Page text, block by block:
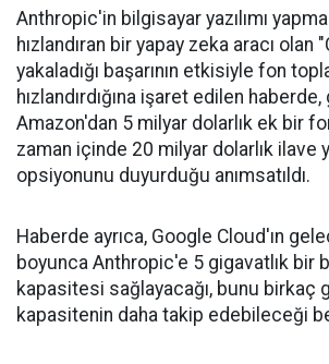
Anthropic'in bilgisayar yazılımı
hızlandıran bir yapay zeka aracı olan
yakaladığı başarının etkisiyle fon
hızlandırdığına işaret edilen
Amazon'dan 5 milyar dolarlık ek bir
zaman içinde 20 milyar dolarlık ilave
opsiyonunu duyurduğu anımsatıldı.
Haberde ayrıca, Google Cloud'ın
boyunca Anthropic'e 5 gigavatlık bir
kapasitesi sağlayacağı, bunu birkaç
kapasitenin daha takip edebileceği